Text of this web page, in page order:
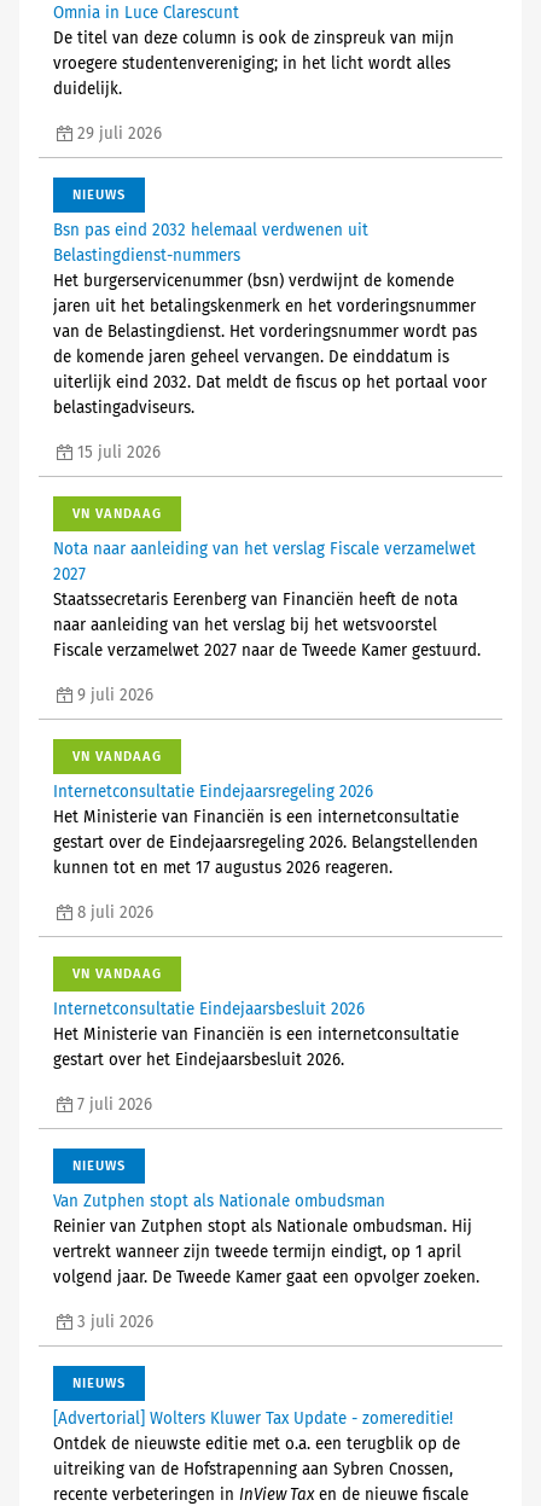
Omnia in Luce Clarescunt
De titel van deze column is ook de zinspreuk van mijn
vroegere studentenvereniging; in het licht wordt alles
duidelijk.
29 juli 2026
NIEUWS
Bsn pas eind 2032 helemaal verdwenen uit
Belastingdienst-nummers
Het burgerservicenummer (bsn) verdwijnt de komende
jaren uit het betalingskenmerk en het vorderingsnummer
van de Belastingdienst. Het vorderingsnummer wordt pas
de komende jaren geheel vervangen. De einddatum is
uiterlijk eind 2032. Dat meldt de fiscus op het portaal voor
belastingadviseurs.
15 juli 2026
VN VANDAAG
Nota naar aanleiding van het verslag Fiscale verzamelwet
2027
Staatssecretaris Eerenberg van Financiën heeft de nota
naar aanleiding van het verslag bij het wetsvoorstel
Fiscale verzamelwet 2027 naar de Tweede Kamer gestuurd.
9 juli 2026
VN VANDAAG
Internetconsultatie Eindejaarsregeling 2026
Het Ministerie van Financiën is een internetconsultatie
gestart over de Eindejaarsregeling 2026. Belangstellenden
kunnen tot en met 17 augustus 2026 reageren.
8 juli 2026
VN VANDAAG
Internetconsultatie Eindejaarsbesluit 2026
Het Ministerie van Financiën is een internetconsultatie
gestart over het Eindejaarsbesluit 2026.
7 juli 2026
NIEUWS
Van Zutphen stopt als Nationale ombudsman
Reinier van Zutphen stopt als Nationale ombudsman. Hij
vertrekt wanneer zijn tweede termijn eindigt, op 1 april
volgend jaar. De Tweede Kamer gaat een opvolger zoeken.
3 juli 2026
NIEUWS
[Advertorial] Wolters Kluwer Tax Update - zomereditie!
Ontdek de nieuwste editie met o.a. een terugblik op de
uitreiking van de Hofstrapenning aan Sybren Cnossen,
recente verbeteringen in InView Taxen de nieuwe fiscale